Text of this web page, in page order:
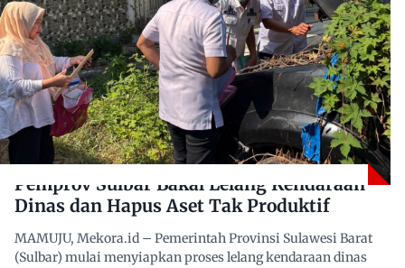
Pemprov Sulbar Bakal Lelang Kendaraan
Dinas dan Hapus Aset Tak Produktif
MAMUJU, Mekora.id – Pemerintah Provinsi Sulawesi Barat
(Sulbar) mulai menyiapkan proses lelang kendaraan dinas